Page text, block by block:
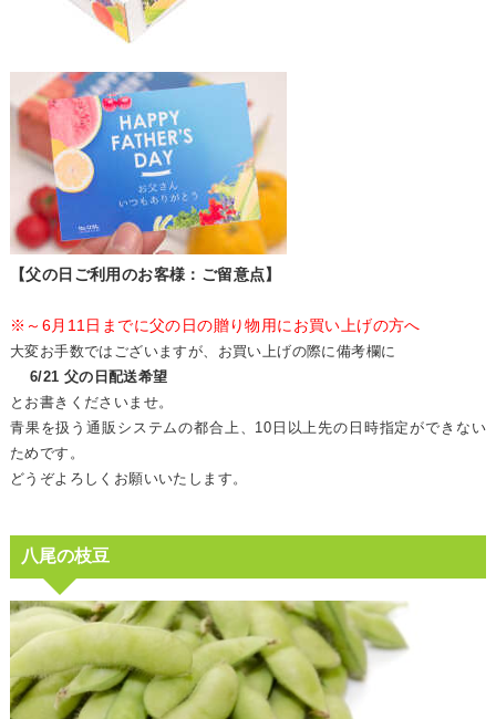
【父の日ご利用のお客様：ご留意点】
※～6月11日までに父の日の贈り物用にお買い上げの方へ
大変お手数ではございますが、お買い上げの際に備考欄に
6/21 父の日配送希望
とお書きくださいませ。
青果を扱う通販システムの都合上、10日以上先の日時指定ができない
ためです。
どうぞよろしくお願いいたします。
八尾の枝豆